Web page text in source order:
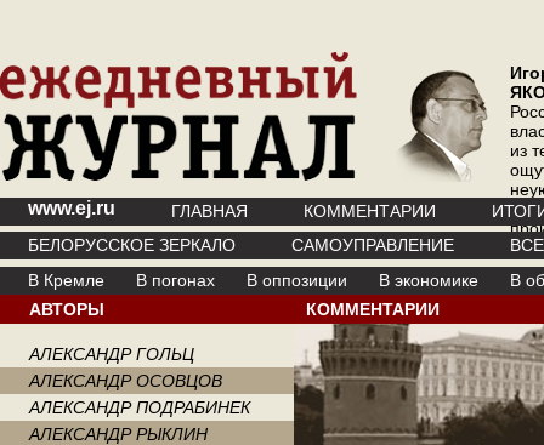
из
где
www.ej.ru ГЛАВНАЯ КОММЕНТАРИИ
БЕЛОРУССКОЕ ЗЕРКАЛО
САМОУПРАВЛЕНИЕ
В Кремле
В погонах В оппозиции В экономике
В
АВТОРЫ
АЛЕКСАНДР ГОЛЬЦ
АЛЕКСАНДР ОСОВЦОВ
АЛЕКСАНДР ПОДРАБИНЕК
АЛЕКСАНДР РЫКЛИН
КОММЕНТАРИИ